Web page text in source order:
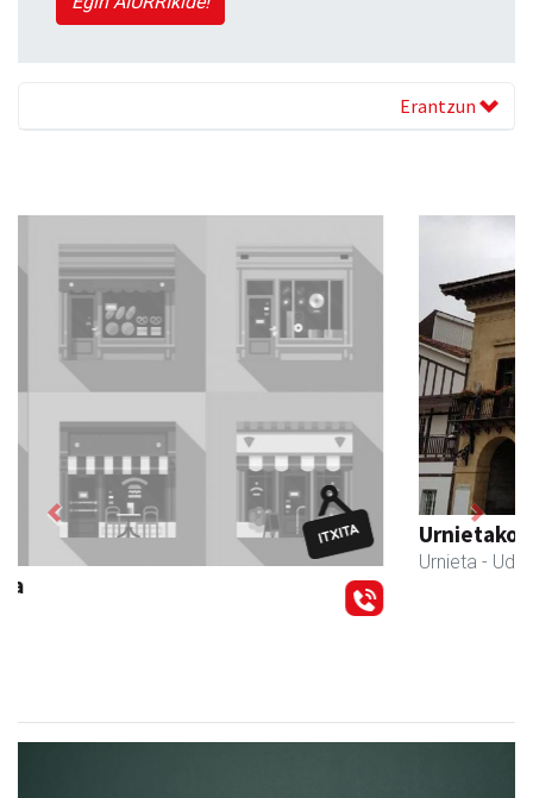
Erantzun
Urnietako Udala
Urnieta - Udaletxeak
Previous